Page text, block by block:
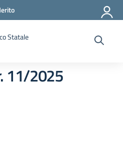
Statale
11/2025